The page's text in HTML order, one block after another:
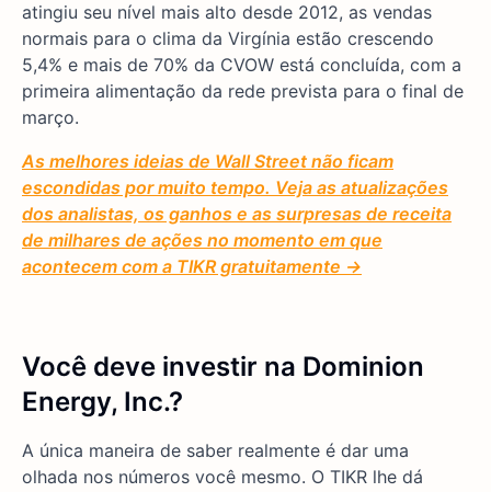
atingiu seu nível mais alto desde 2012, as vendas
normais para o clima da Virgínia estão crescendo
5,4% e mais de 70% da CVOW está concluída, com a
primeira alimentação da rede prevista para o final de
março.
As melhores ideias de Wall Street não ficam
escondidas por muito tempo. Veja as atualizações
dos analistas, os ganhos e as surpresas de receita
de milhares de ações no momento em que
acontecem com a TIKR gratuitamente →
Você deve investir na Dominion
Energy, Inc.?
A única maneira de saber realmente é dar uma
olhada nos números você mesmo. O TIKR lhe dá